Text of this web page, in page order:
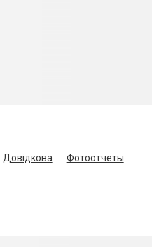
Довідкова
Фотоотчеты